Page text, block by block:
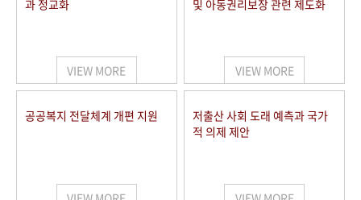
과 정교화
VIEW MORE
및 아동권리보장 관련 제도화
VIEW MORE
공공복지 전달체계 개편 지원
저출산 사회 도래 예측과 국가
적 의제 제안